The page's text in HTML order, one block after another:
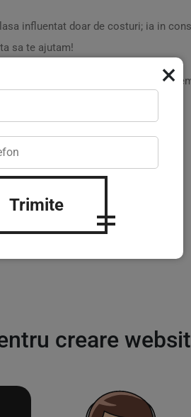
influentat doar de costuri; ia in
sa te ajutam!
si descopera cum
creare
×
Trimite